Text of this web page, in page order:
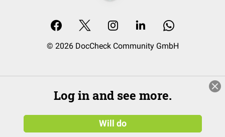
© 2026 DocCheck Community GmbH
Log in and see more.
Will do